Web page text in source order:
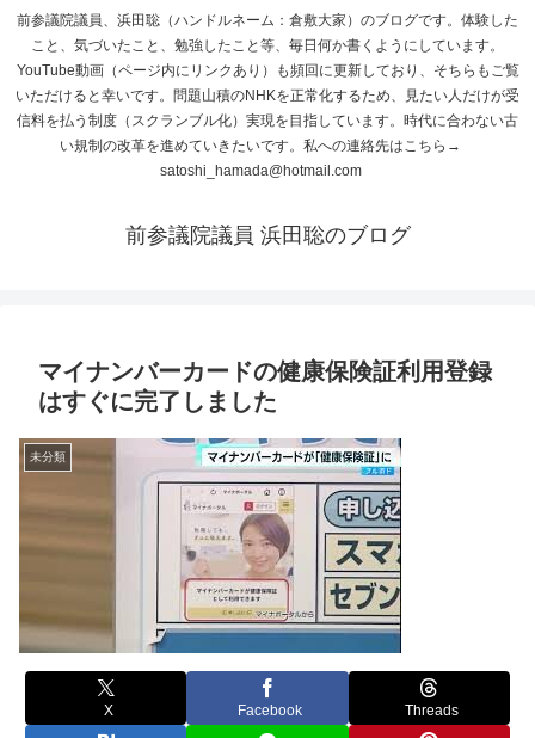
前参議院議員、浜田聡（ハンドルネーム：倉敷大家）のブログです。体験した
こと、気づいたこと、勉強したこと等、毎日何か書くようにしています。
YouTube動画（ページ内にリンクあり）も頻回に更新しており、そちらもご覧
いただけると幸いです。問題山積のNHKを正常化するため、見たい人だけが受
信料を払う制度（スクランブル化）実現を目指しています。時代に合わない古
い規制の改革を進めていきたいです。私への連絡先はこちら→
satoshi_hamada@hotmail.com
前参議院議員 浜田聡のブログ
マイナンバーカードの健康保険証利用登録
はすぐに完了しました
未分類
X Facebook Threads